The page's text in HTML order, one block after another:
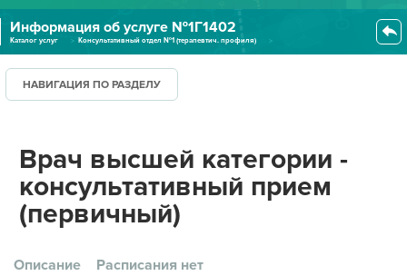
УСЛУГИ И ЦЕНЫ
ПАЦИЕНТУ
ПРАВОВАЯ ИНФОРМАЦИЯ
Информация об услуге №1Г1402
Каталог услуг
Консультативный отдел №1 (терапевтич. профиля)
НАВИГАЦИЯ ПО РАЗДЕЛУ
Врач высшей категории -
консультативный прием
(первичный)
Описание Расписания нет